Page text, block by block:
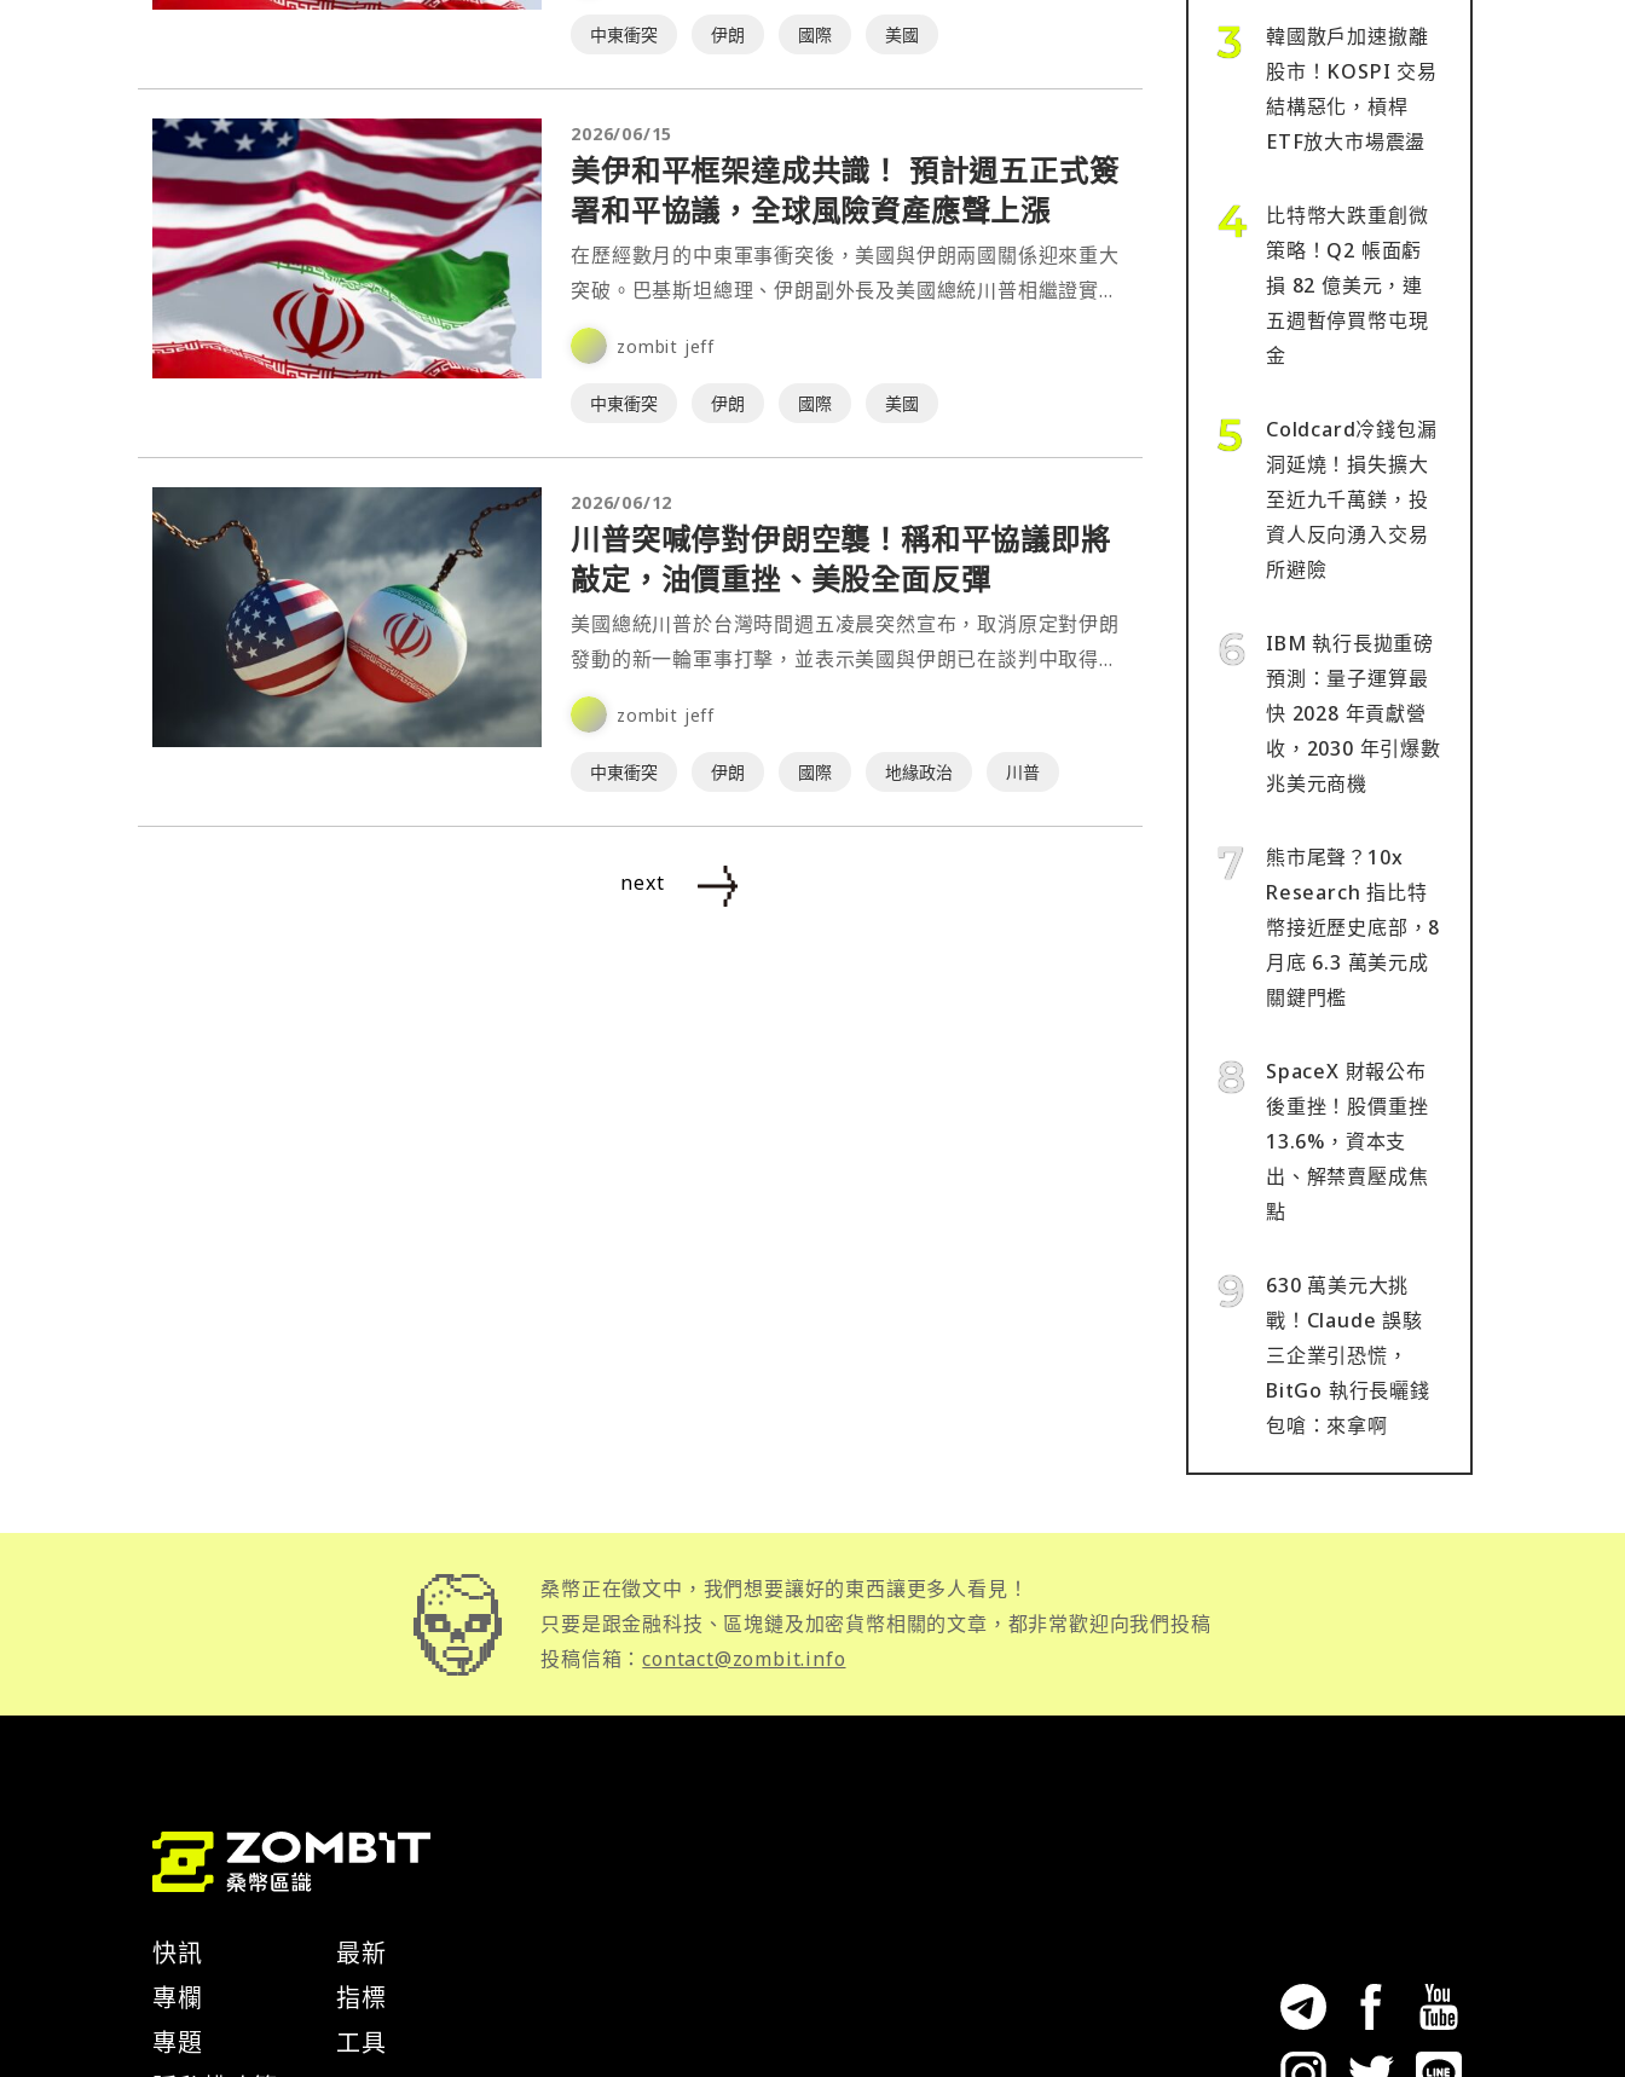
中東衝突 伊朗 國際 美國
2026/06/15
美伊和平框架達成共識！ 預計週五正式簽
署和平協議，全球風險資產應聲上漲
在歷經數月的中東軍事衝突後，美國與伊朗兩國關係迎來重大
突破。巴基斯坦總理、伊朗副外長及美國總統川普相繼證實，
美伊雙方已正式敲定一份具備14點核心內容的諒解備忘錄
（M⋯
zombit jeff
中東衝突 伊朗 國際 美國
2026/06/12
川普突喊停對伊朗空襲！稱和平協議即將
敲定，油價重挫、美股全面反彈
美國總統川普於台灣時間週五凌晨突然宣布，取消原定對伊朗
發動的新一輪軍事打擊，並表示美國與伊朗已在談判中取得重
大突破，雙方即將簽署一項協議，相關簽署時間與地點將於近
期⋯
zombit jeff
中東衝突 伊朗 國際 地緣政治 川普
next
韓國散戶加速撤離
股市！KOSPI 交易
結構惡化，槓桿
ETF放大市場震盪
比特幣大跌重創微
策略！Q2 帳面虧
損 82 億美元，連
五週暫停買幣屯現
金
Coldcard冷錢包漏
洞延燒！損失擴大
至近九千萬鎂，投
資人反向湧入交易
所避險
IBM 執行長拋重磅
預測：量子運算最
快 2028 年貢獻營
收，2030 年引爆數
兆美元商機
熊市尾聲？10x
Research 指比特
幣接近歷史底部，8
月底 6.3 萬美元成
關鍵門檻
SpaceX 財報公布
後重挫！股價重挫
13.6%，資本支
出、解禁賣壓成焦
點
630 萬美元大挑
戰！Claude 誤駭
三企業引恐慌，
BitGo 執行長曬錢
包嗆：來拿啊
桑幣正在徵文中，我們想要讓好的東西讓更多人看見！
只要是跟金融科技、區塊鏈及加密貨幣相關的文章，都非常歡迎向我們投稿
投稿信箱：contact@zombit.info
快訊
專欄
專題
最新
指標
工具